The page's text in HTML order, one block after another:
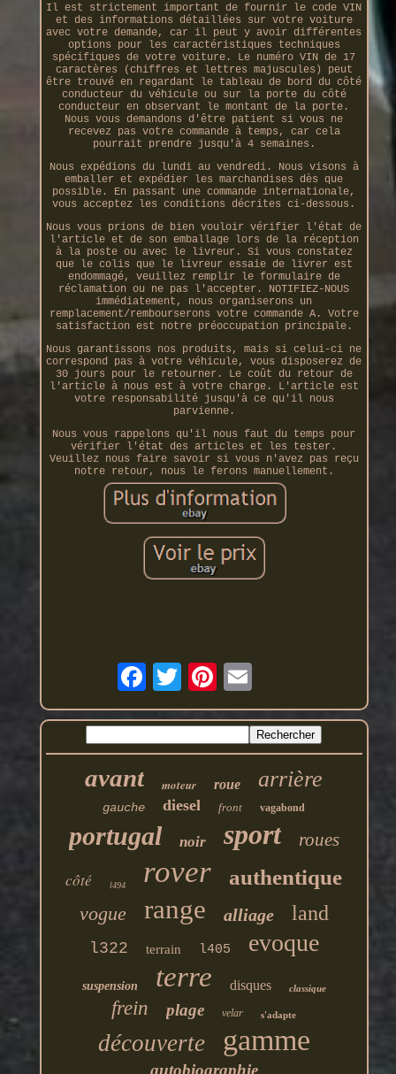
Il est strictement important de fournir le code VIN
et des informations détaillées sur votre voiture
avec votre demande, car il peut y avoir différentes
options pour les caractéristiques techniques
spécifiques de votre voiture. Le numéro VIN de 17
caractères (chiffres et lettres majuscules) peut
être trouvé en regardant le tableau de bord du côté
conducteur du véhicule ou sur la porte du côté
conducteur en observant le montant de la porte.
Nous vous demandons d'être patient si vous ne
recevez pas votre commande à temps, car cela
pourrait prendre jusqu'à 4 semaines.
Nous expédions du lundi au vendredi. Nous visons à
emballer et expédier les marchandises dès que
possible. En passant une commande internationale,
vous acceptez les conditions décrites ci-dessous.
Nous vous prions de bien vouloir vérifier l'état de
l'article et de son emballage lors de la réception
à la poste ou avec le livreur. Si vous constatez
que le colis que le livreur essaie de livrer est
endommagé, veuillez remplir le formulaire de
réclamation ou ne pas l'accepter. NOTIFIEZ-NOUS
immédiatement, nous organiserons un
remplacement/rembourserons votre commande A. Votre
satisfaction est notre préoccupation principale.
Nous garantissons nos produits, mais si celui-ci ne
correspond pas à votre véhicule, vous disposerez de
30 jours pour le retourner. Le coût du retour de
l'article à nous est à votre charge. L'article est
votre responsabilité jusqu'à ce qu'il nous
parvienne.
Nous vous rappelons qu'il nous faut du temps pour
vérifier l'état des articles et les tester.
Veuillez nous faire savoir si vous n'avez pas reçu
notre retour, nous le ferons manuellement.
avant moteur roue arrière
gauche diesel front vagabond
portugal noir sport roues
côté l494 rover authentique
vogue range alliage land
l322 terrain l405 evoque
suspension terre disques classique
frein plage velar s'adapte
découverte gamme
autobiographie